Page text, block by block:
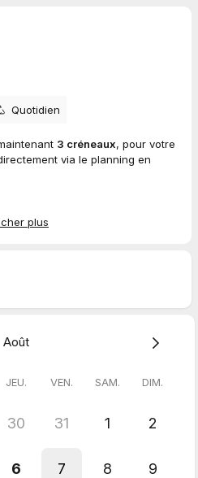
Quotidien
3 créneaux, pour votre
via le planning en
chaque rencontre, je
envoyé une fois votre réservation
sont possibles. Le règlement
plus
Août
JEU. VEN. SAM. DIM.
30 31 1 2
6 7 8 9